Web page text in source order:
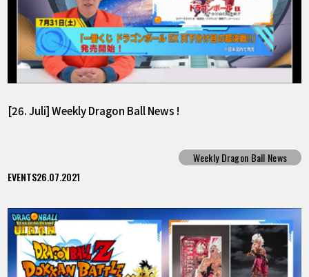
[26. Juli] Weekly Dragon Ball News !
Weekly Dragon Ball News
EVENTS26.07.2021